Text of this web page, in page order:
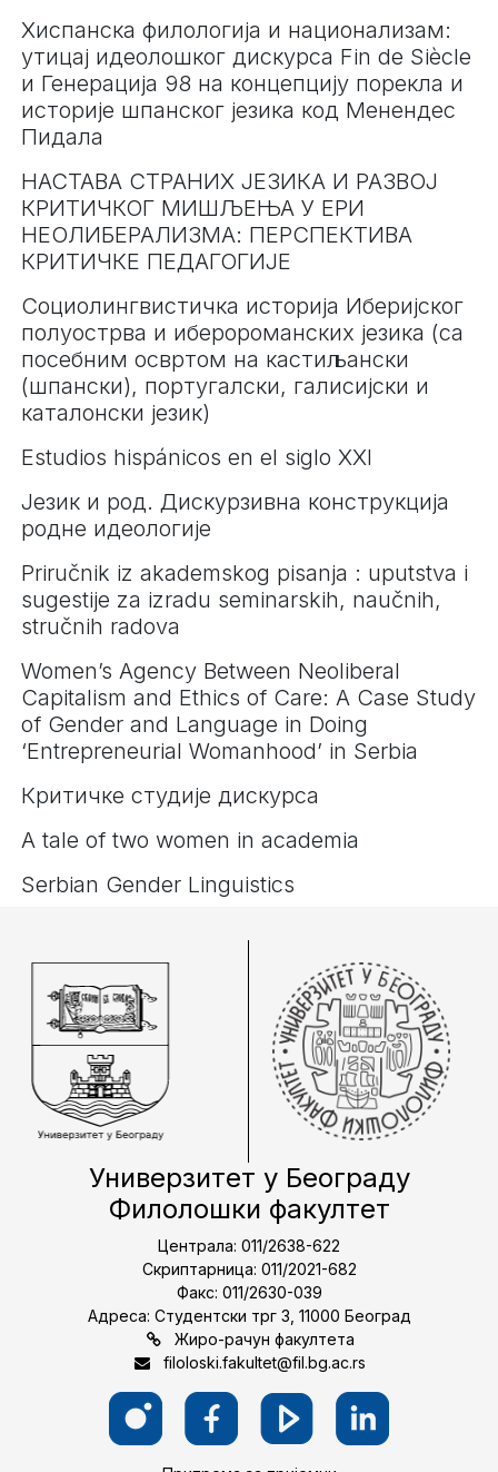
Хиспанска филологија и национализам:
утицај идеолошког дискурса Fin de Siècle
и Генерација 98 на концепцију порекла и
историје шпанског језика код Менендес
Пидала
НАСТАВА СТРАНИХ ЈЕЗИКА И РАЗВОЈ
КРИТИЧКОГ МИШЉЕЊА У ЕРИ
НЕОЛИБЕРАЛИЗМА: ПЕРСПЕКТИВА
КРИТИЧКЕ ПЕДАГОГИЈЕ
Социолингвистичка историја Иберијског
полуострва и иберороманских језика (са
посебним освртом на кастиљански
(шпански), португалски, галисијски и
каталонски језик)
Estudios hispánicos en el siglo XXI
Језик и род. Дискурзивна конструкција
родне идеологије
Priručnik iz akademskog pisanja : uputstva i
sugestije za izradu seminarskih, naučnih,
stručnih radova
Women’s Agency Between Neoliberal
Capitalism and Ethics of Care: A Case Study
of Gender and Language in Doing
‘Entrepreneurial Womanhood’ in Serbia
Критичке студије дискурса
A tale of two women in academia
Serbian Gender Linguistics
Универзитет у Београду
Филолошки факултет
Централа: 011/2638-622
Скриптарница: 011/2021-682
Факс: 011/2630-039
Адреса: Студентски трг 3, 11000 Београд
Жиро-рачун факултета
filoloski.fakultet@fil.bg.ac.rs